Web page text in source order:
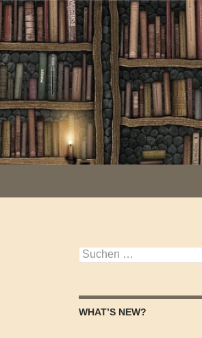
Suchen
nach:
WHAT’S NEW?